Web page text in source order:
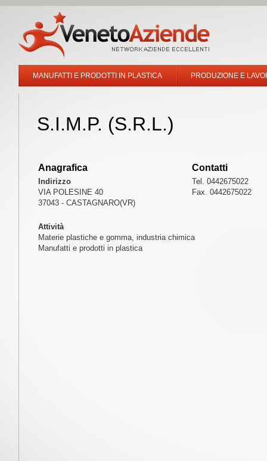
MANUFATTI E PRODOTTI IN PLASTICA PRODUZIONE E
S.I.M.P. (S.R.L.)
Anagrafica
Indirizzo
VIA POLESINE 40
37043 - CASTAGNARO(VR)
Contatti
Tel. 0442675022
Fax. 0442675022
Attività
Materie plastiche e gomma, industria chimica
Manufatti e prodotti in plastica